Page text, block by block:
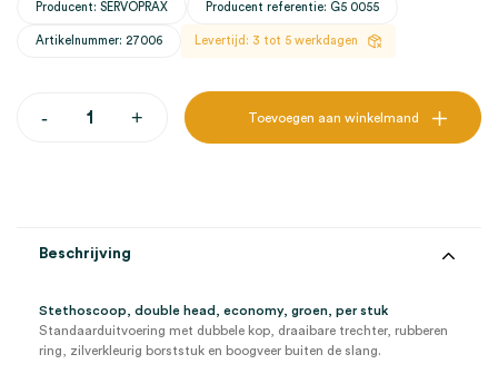
Producent: SERVOPRAX Producent referentie: G5 0055
Artikelnummer: 27006 Levertijd: 3 tot 5 werkdagen
-Stethoscoop,
+ Toevoegen aan winkelmand
Beschrijving
Stethoscoop, double head, economy, groen, per stuk
Standaarduitvoering met dubbele kop, draaibare trechter, rubberen
ring, zilverkleurig borststuk en boogveer buiten de slang.